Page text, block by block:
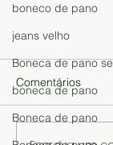
boneco de pano
jeans velho
Boneca de pano
boneca de pano
Boneca de pano
Comentários